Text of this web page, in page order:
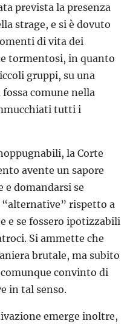
prevista la presenza
strage, e si è dovuto
di vita dei
tormentosi, in quanto
gruppi, su una
comune nella
tutti i
la Corte
avente un sapore
e domandarsi se
“alternative” rispetto a
e se fossero ipotizzabili
Si ammette che
brutale, ma subito
convinto di
in tal senso.
emerge inoltre,